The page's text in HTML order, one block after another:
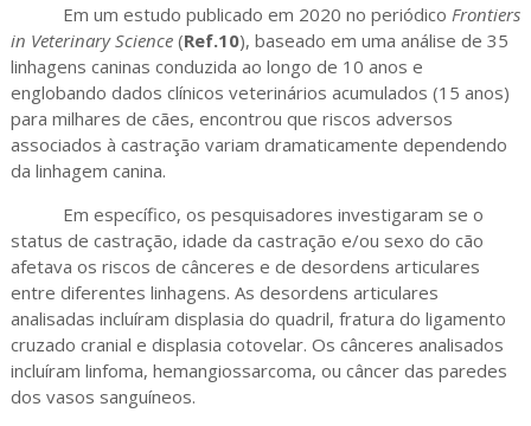
Em um estudo publicado em 2020 no periódico Frontiers
in Veterinary Science (Ref.10), baseado em uma análise de 35
linhagens caninas conduzida ao longo de 10 anos e
englobando dados clínicos veterinários acumulados (15 anos)
para milhares de cães, encontrou que riscos adversos
associados à castração variam dramaticamente dependendo
da linhagem canina.
Em específico, os pesquisadores investigaram se o
status de castração, idade da castração e/ou sexo do cão
afetava os riscos de cânceres e de desordens articulares
entre diferentes linhagens. As desordens articulares
analisadas incluíram displasia do quadril, fratura do ligamento
cruzado cranial e displasia cotovelar. Os cânceres analisados
incluíram linfoma, hemangiossarcoma, ou câncer das paredes
dos vasos sanguíneos.